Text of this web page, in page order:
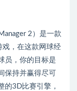
2）是一款
戏，在这款网球经
员，你的目标是
保持并赢得尽可
的3D比赛引擎，